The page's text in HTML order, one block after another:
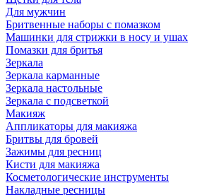
Для мужчин
Бритвенные наборы с помазком
Машинки для стрижки в носу и ушах
Помазки для бритья
Зеркала
Зеркала карманные
Зеркала настольные
Зеркала с подсветкой
Макияж
Аппликаторы для макияжа
Бритвы для бровей
Зажимы для ресниц
Кисти для макияжа
Косметологические инструменты
Накладные ресницы